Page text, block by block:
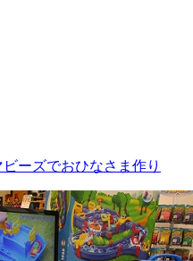
ビーズでおひなさま作り